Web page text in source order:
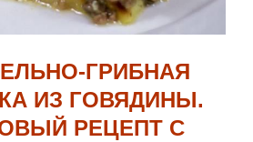
ГРИБНАЯ
ИЗ ГОВЯДИНЫ.
РЕЦЕПТ С